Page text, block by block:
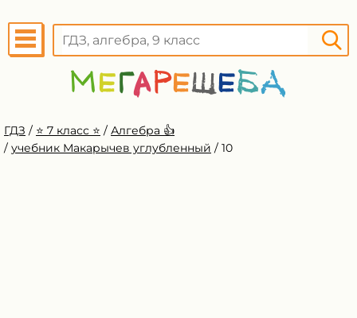
ГДЗ / ⭐️ 7 класс ⭐️ / Алгебра 👍
/ учебник Макарычев углубленный / 10